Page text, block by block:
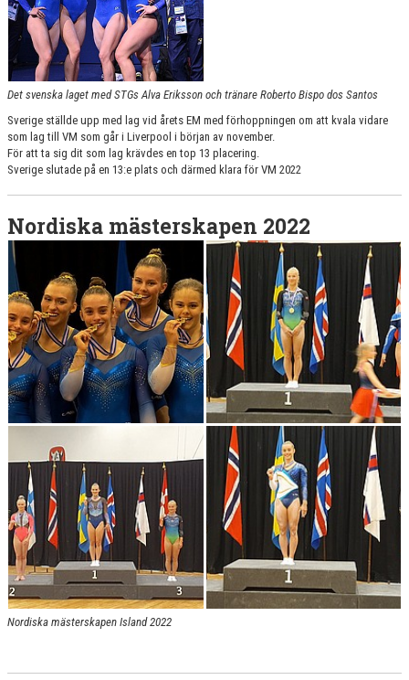
Det svenska laget med STGs Alva Eriksson och tränare Roberto Bispo dos Santos
Sverige ställde upp med lag vid årets EM med förhoppningen om att kvala vidare
som lag till VM som går i Liverpool i början av november.
För att ta sig dit som lag krävdes en top 13 placering.
Sverige slutade på en 13:e plats och därmed klara för VM 2022
Nordiska mästerskapen 2022
Nordiska mästerskapen Island 2022